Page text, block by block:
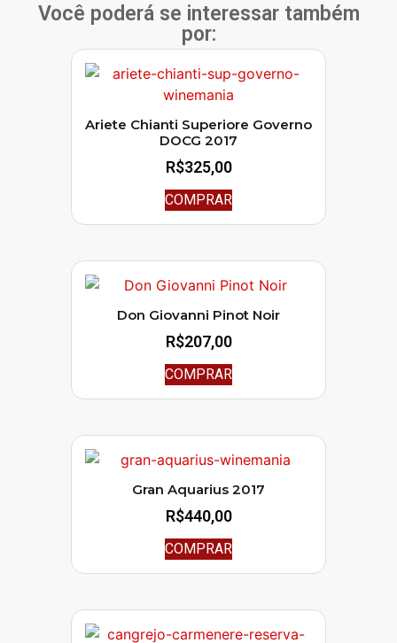
Você poderá se interessar também
por:
Ariete Chianti Superiore Governo
DOCG 2017
R$325,00
COMPRAR
Don Giovanni Pinot Noir
R$207,00
COMPRAR
Gran Aquarius 2017
R$440,00
COMPRAR